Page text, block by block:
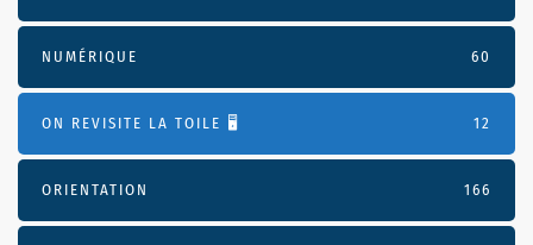
NUMÉRIQUE 60
ON REVISITE LA TOILE 🖥️ 12
ORIENTATION 166